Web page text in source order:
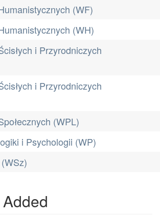
(WF)
(WH)
i Przyrodniczych
i Przyrodniczych
(WPL)
i Psychologii (WP)